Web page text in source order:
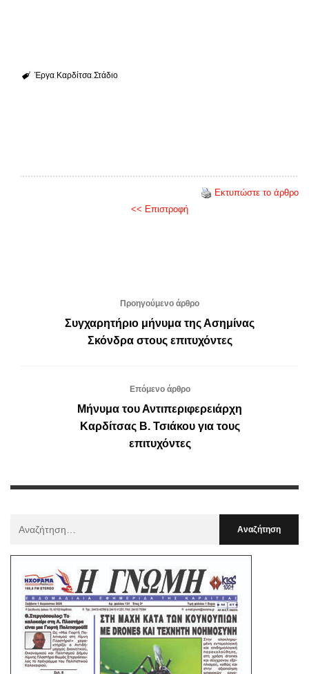
Έργα Καρδίτσα Στάδιο
Εκτυπώστε το άρθρο
<< Επιστροφή
Προηγούμενο άρθρο
Συγχαρητήριο μήνυμα της Ασημίνας
Σκόνδρα στους επιτυχόντες
Επόμενο άρθρο
Μήνυμα του Αντιπεριφερειάρχη
Καρδίτσας Β. Τσιάκου για τους
επιτυχόντες
: